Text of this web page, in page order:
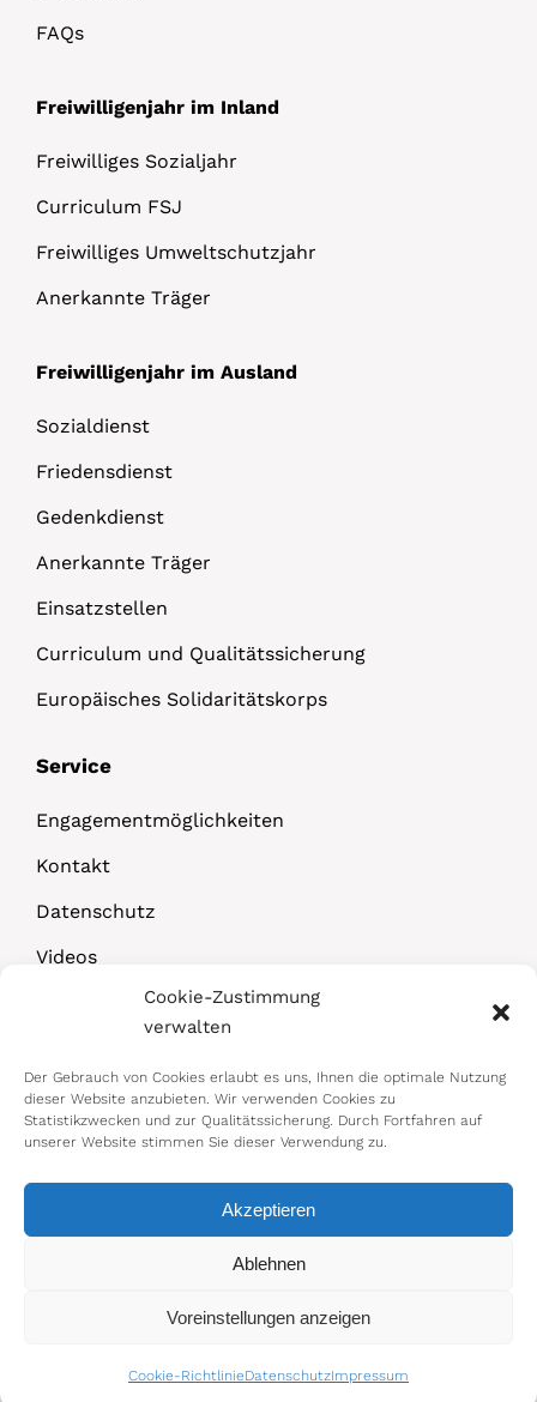
Cookie-Zustimmung
verwalten
Der Gebrauch von Cookies erlaubt es uns, Ihnen die optimale Nutzung
dieser Website anzubieten. Wir verwenden Cookies zu
Statistikzwecken und zur Qualitätssicherung. Durch Fortfahren auf
unserer Website stimmen Sie dieser Verwendung zu.
Akzeptieren
Ablehnen
Voreinstellungen anzeigen
Cookie-RichtlinieDatenschutzImpressum
FAQs
Freiwilligenjahr im Inland
Freiwilliges Sozialjahr
Curriculum FSJ
Freiwilliges Umweltschutzjahr
Anerkannte Träger
Freiwilligenjahr im Ausland
Sozialdienst
Friedensdienst
Gedenkdienst
Anerkannte Träger
Einsatzstellen
Curriculum und Qualitätssicherung
Europäisches Solidaritätskorps
Service
Engagementmöglichkeiten
Kontakt
Datenschutz
Videos
© 2026 Bundesministerium für Arbeit,
Konsumentenschutz